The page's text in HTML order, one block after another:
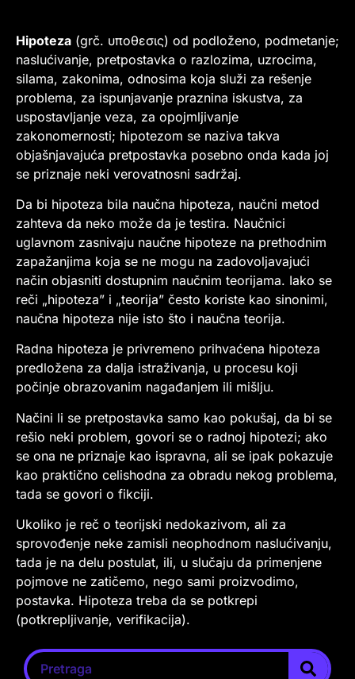
Hipoteza (grč. υποθεσις) od podloženo, podmetanje;
naslućivanje, pretpostavka o razlozima, uzrocima,
silama, zakonima, odnosima koja služi za rešenje
problema, za ispunjavanje praznina iskustva, za
uspostavljanje veza, za opojmljivanje
zakonomernosti; hipotezom se naziva takva
objašnjavajuća pretpostavka posebno onda kada joj
se priznaje neki verovatnosni sadržaj.
Da bi hipoteza bila naučna hipoteza, naučni metod
zahteva da neko može da je testira. Naučnici
uglavnom zasnivaju naučne hipoteze na prethodnim
zapažanjima koja se ne mogu na zadovoljavajući
način objasniti dostupnim naučnim teorijama. Iako se
reči „hipoteza” i „teorija” često koriste kao sinonimi,
naučna hipoteza nije isto što i naučna teorija.
Radna hipoteza je privremeno prihvaćena hipoteza
predložena za dalja istraživanja, u procesu koji
počinje obrazovanim nagađanjem ili mišlju.
Načini li se pretpostavka samo kao pokušaj, da bi se
rešio neki problem, govori se o radnoj hipotezi; ako
se ona ne priznaje kao ispravna, ali se ipak pokazuje
kao praktično celishodna za obradu nekog problema,
tada se govori o fikciji.
Ukoliko je reč o teorijski nedokazivom, ali za
sprovođenje neke zamisli neophodnom naslućivanju,
tada je na delu postulat, ili, u slučaju da primenjene
pojmove ne zatičemo, nego sami proizvodimo,
postavka. Hipoteza treba da se potkrepi
(potkrepljivanje, verifikacija).